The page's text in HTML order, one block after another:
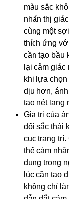
màu sắc
nhấn thị
cùng một
thích ứng
cần tạo bầu
lại cảm
khi lựa
dịu hơn,
tạo nét lãng
Giá trị của
đổi sắc thái
cục trang
thể cảm
dụng trong
lúc cần tạo
không chỉ